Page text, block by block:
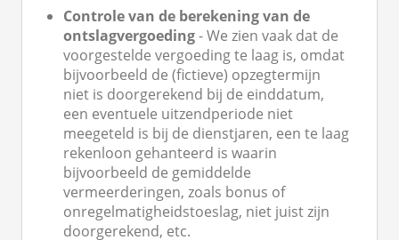
Controle vande berekening van de
ontslagvergoeding- We zien vaak dat de
voorgestelde vergoeding te laag is, omdat
bijvoorbeeld de (fictieve) opzegtermijn
niet is doorgerekend bij de einddatum,
een eventuele uitzendperiode niet
meegeteld is bij de dienstjaren, een te laag
rekenloon gehanteerd is waarin
bijvoorbeeld de gemiddelde
vermeerderingen, zoals bonus of
onregelmatigheidstoeslag, niet juist zijn
doorgerekend, etc.